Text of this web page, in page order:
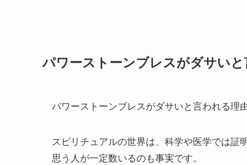
パワーストーンブレスがダサい
パワーストーンブレスがダサいと言われる理
スピリチュアルの世界は、科学や医学では証
思う人が一定数いるのも事実です。